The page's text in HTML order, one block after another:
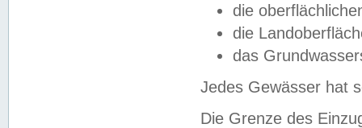
die
die
das
Jedes Gewässer hat
Die Grenze des